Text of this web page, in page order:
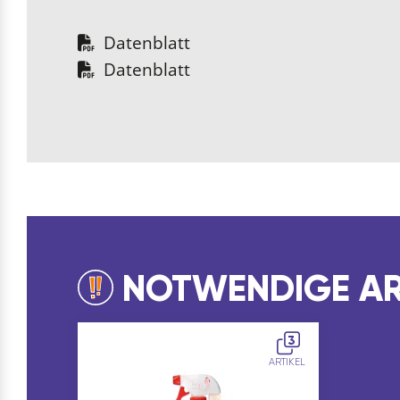
Datenblatt
Datenblatt
NOTWENDIGE
3
ARTIKEL